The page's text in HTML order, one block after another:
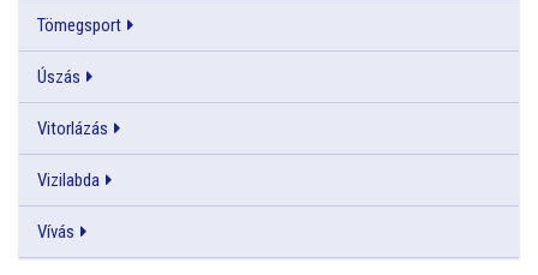
Tömegsport
Úszás
Vitorlázás
Vizilabda
Vívás